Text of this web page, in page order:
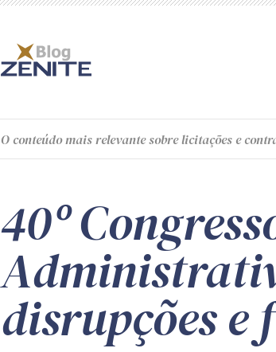
O conteúdomais relevante sobre licitações e
40º
disrupções